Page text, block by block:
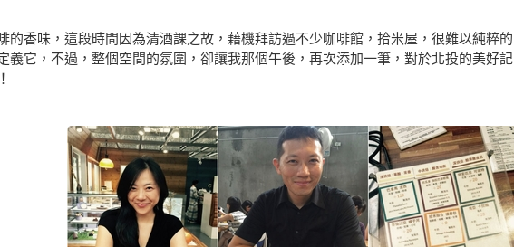
的香味，這段時間因為清酒課之故，藉機拜訪過不少咖啡館，拾米屋，很難以純粹的
義它，不過，整個空間的氛圍，卻讓我那個午後，再次添加一筆，對於北投的美好記